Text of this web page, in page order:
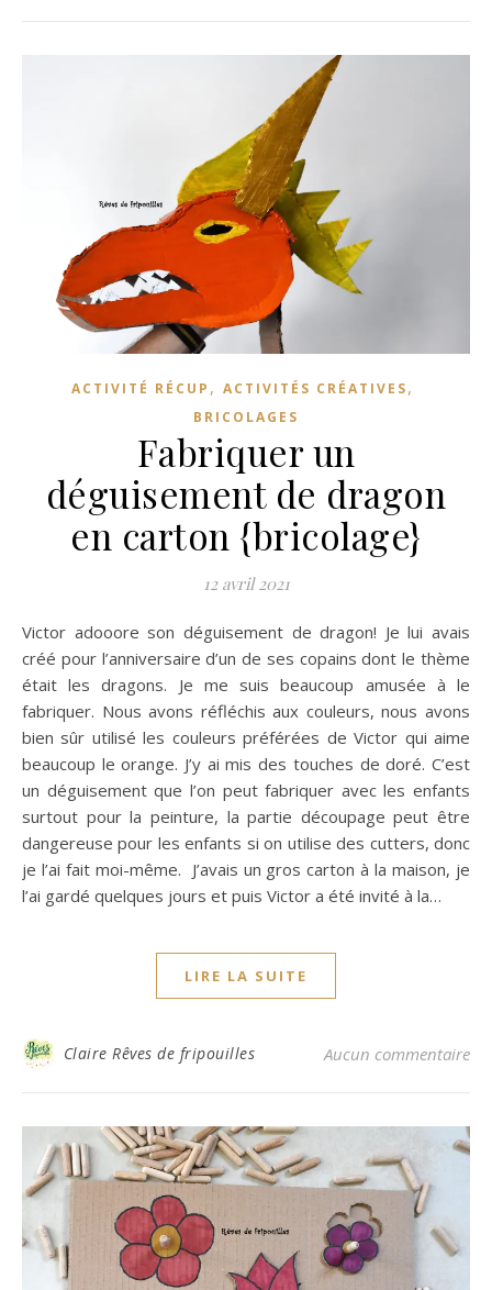
ACTIVITÉ RÉCUP , ACTIVITÉS CRÉATIVES,
BRICOLAGES
Fabriquer un
déguisement de dragon
en carton {bricolage}
12 avril 2021
Victor adooore son déguisement de dragon! Je lui avais
créé pour l’anniversaire d’un de ses copains dont le thème
était les dragons. Je me suis beaucoup amusée à le
fabriquer. Nous avons réfléchis aux couleurs, nous avons
bien sûr utilisé les couleurs préférées de Victor qui aime
beaucoup le orange. J’y ai mis des touches de doré. C’est
un déguisement que l’on peut fabriquer avec les enfants
surtout pour la peinture, la partie découpage peut être
dangereuse pour les enfants si on utilise des cutters, donc
je l’ai fait moi-même. J’avais un gros carton à la maison, je
l’ai gardé quelques jours et puis Victor a été invité à la…
LIRE LA SUITE
Claire Rêves de fripouilles Aucun commentaire